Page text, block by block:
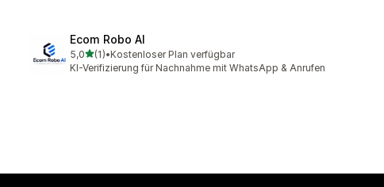
Ecom Robo AI
5,0von 5 Sternen
(1)
1 Rezensionen insgesamt
•Kostenloser Plan verfügbar
KI-Verifizierung für Nachnahme mit WhatsApp & Anrufen